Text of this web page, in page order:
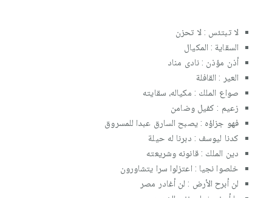
لا تبتئس : لا تحزن
السقاية : المكيال
أذن مؤذن : نادى مناد
العير : القافلة
صواع الملك : مكياله، سقايته
زعيم : كفيل وضامن
فهو جزاؤه : يصبح السارق عبدا للمسروق
كدنا ليوسف : دبرنا له حيلة
دين الملك : قانونه وشريعته
خلصوا نجيا : اعتزلوا سرا يتشاورون
لن أبرح الأرض : لن أغادر مصر